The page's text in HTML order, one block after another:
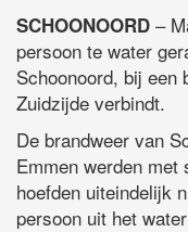
SCHOONOORD –
persoon te water
Schoonoord, bij een
Zuidzijde verbindt.
De brandweer van
Emmen werden met
hoefden uiteindelijk
persoon uit het